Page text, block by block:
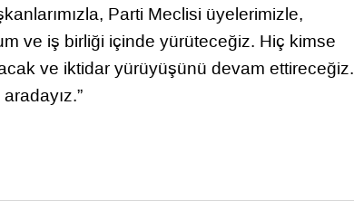
Parti Meclisi üyelerimizle,
ve iş birliği içinde yürüteceğiz. Hiç kimse
ve iktidar yürüyüşünü devam ettireceğiz.